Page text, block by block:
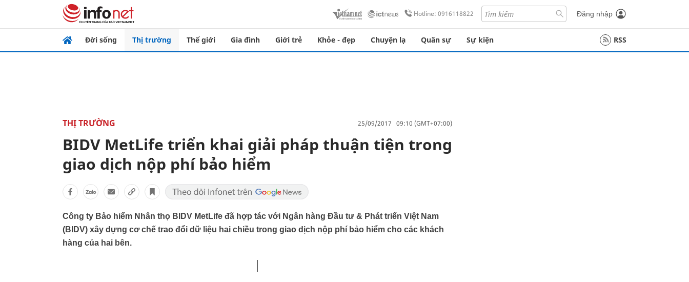
Hotline: 0916118822 Đăng nhập
Đời sống Thị trường Thế giới Gia đình Giới trẻ Khỏe - đẹp Chuyện lạ Quân sự Sự kiện RSS
THỊ TRƯỜNG 25/09/2017 09:10 (GMT+07:00)
BIDV MetLife triển khai giải pháp thuận tiện trong
giao dịch nộp phí bảo hiểm
Công ty Bảo hiểm Nhân thọ BIDV MetLife đã hợp tác với Ngân hàng Đầu tư & Phát triển Việt Nam
(BIDV) xây dựng cơ chế trao đổi dữ liệu hai chiều trong giao dịch nộp phí bảo hiểm cho các khách
hàng của hai bên.